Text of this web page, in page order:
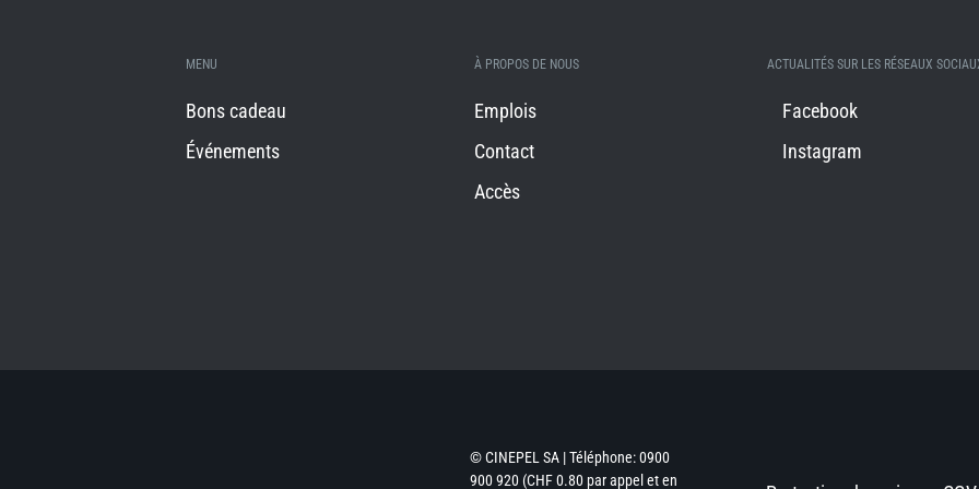
MENU
Bons cadeau
Événements
À PROPOS DE NOUS
Emplois
Contact
Accès
ACTUALITÉS SUR LES RÉSEAUX
Facebook
Instagram
© CINEPEL SA | Téléphone: 0900
900 920 (CHF 0.80 par appel et en